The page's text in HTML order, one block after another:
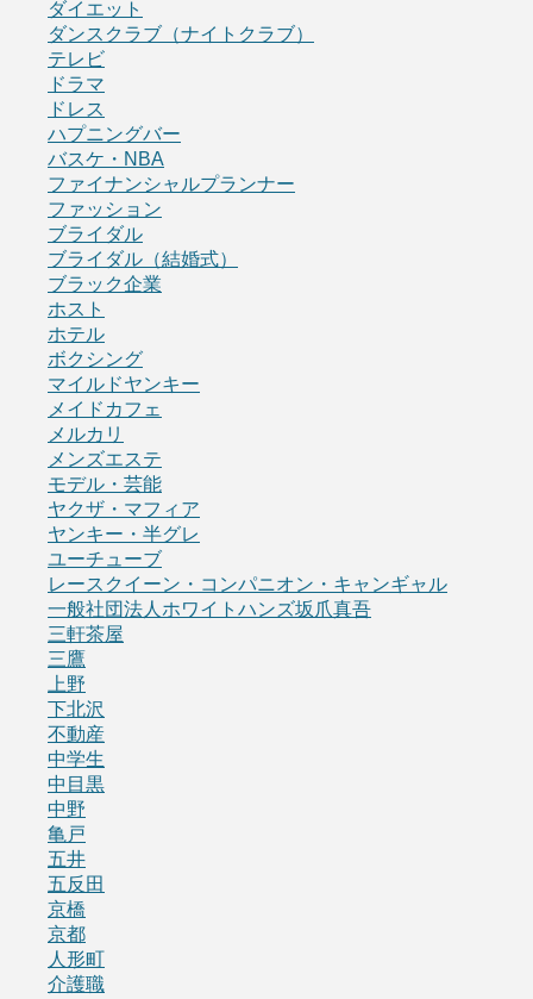
ダイエット
ダンスクラブ（ナイトクラブ）
テレビ
ドラマ
ドレス
ハプニングバー
バスケ・NBA
ファイナンシャルプランナー
ファッション
ブライダル
ブライダル（結婚式）
ブラック企業
ホスト
ホテル
ボクシング
マイルドヤンキー
メイドカフェ
メルカリ
メンズエステ
モデル・芸能
ヤクザ・マフィア
ヤンキー・半グレ
ユーチューブ
レースクイーン・コンパニオン・キャンギャル
一般社団法人ホワイトハンズ坂爪真吾
三軒茶屋
三鷹
上野
下北沢
不動産
中学生
中目黒
中野
亀戸
五井
五反田
京橋
京都
人形町
介護職